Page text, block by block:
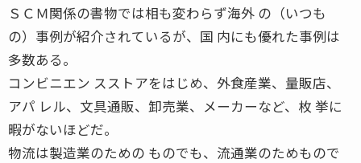
ＳＣＭ関係の書物では相も変わらず海外 の（いつも
の）事例が紹介されているが、国 内にも優れた事例は
多数ある。
コンビニエン スストアをはじめ、外食産業、量販店、
アパ レル、文具通販、卸売業、メーカーなど、枚 挙に
暇がないほどだ。
物流は製造業のための ものでも、流通業のためもので